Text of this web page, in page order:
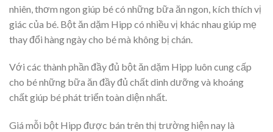
nhiên, thơm ngon giúp bé có những bữa ăn ngon, kích thích vị
giác của bé. Bột ăn dặm Hipp có nhiều vị khác nhau giúp mẹ
thay đổi hàng ngày cho bé mà không bị chán.
Với các thành phần đầy đủ bột ăn dặm Hipp luôn cung cấp
cho bé những bữa ăn đầy đủ chất dinh dưỡng và khoáng
chất giúp bé phát triển toàn diện nhất.
Giá mỗi bột Hipp được bán trên thị trường hiện nay là